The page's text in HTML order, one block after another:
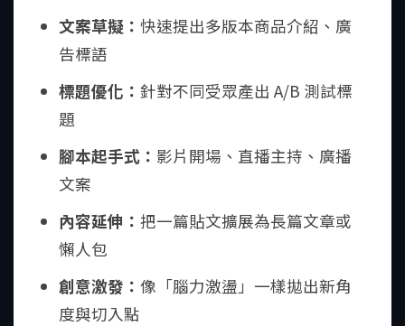
文案草擬： 快速提出多版本商品介紹、廣
告標語
標題優化： 針對不同受眾產出 A/B 測試標
題
腳本起手式： 影片開場、直播主持、廣播
文案
內容延伸： 把一篇貼文擴展為長篇文章或
懶人包
創意激發： 像「腦力激盪」一樣拋出新角
度與切入點